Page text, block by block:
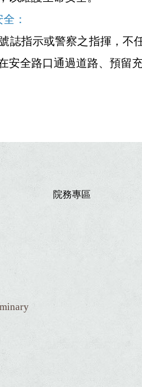
：
誌指示或警察之指揮，
安全路口通過道路、預留
院務專區